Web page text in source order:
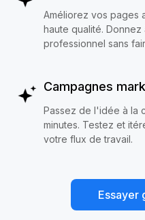
Améliorez vos pages
haute qualité.
professionnel sans
Campagnes
Passez de l'idée à la
minutes. Testez et
votre flux de travail.
Essayer